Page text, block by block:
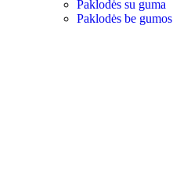
Paklodės su guma
Paklodės be gumos